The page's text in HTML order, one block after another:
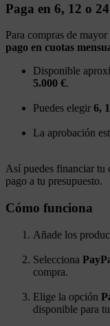
Paga en 6, 12 o
Para compras de
pago en cuotas
Disponible
5.000 €.
Puedes elegir 6,
La aprobación
Así puedes financiar tu
pago a tu presupuesto.
Cómo funciona
Añade los
Selecciona
compra.
Elige la opción
disponible para